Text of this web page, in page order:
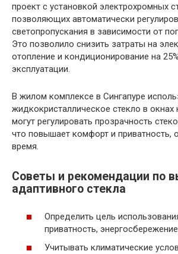
проект с установкой электрохромных
позволяющих автоматически
светопропускания в зависимости от
Это позволило снизить затраты на
отопление и кондиционирование на
эксплуатации.
В жилом комплексе в Сингапуре
жидкокристаллическое стекло в окнах
могут регулировать прозрачность
что повышает комфорт и приватность,
время.
Советы и рекомендации по
адаптивного стекла
Определить цель
приватность,
Учитывать климатические